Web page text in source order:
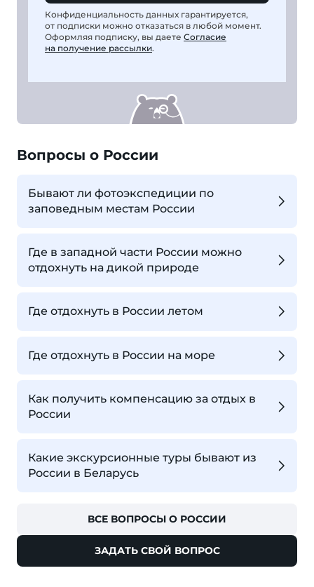
Конфиденциальность данных гарантируется,
от подписки можно отказаться в любой момент.
Оформляя подписку, вы даете Согласие
на получение рассылки.
Вопросы о России
Бывают ли фотоэкспедиции по
заповедным местам России
Где в западной части России можно
отдохнуть на дикой природе
Где отдохнуть в России летом
Где отдохнуть в России на море
Как получить компенсацию за отдых в
России
Какие экскурсионные туры бывают из
России в Беларусь
ВСЕ ВОПРОСЫ О РОССИИ
ЗАДАТЬ СВОЙ ВОПРОС